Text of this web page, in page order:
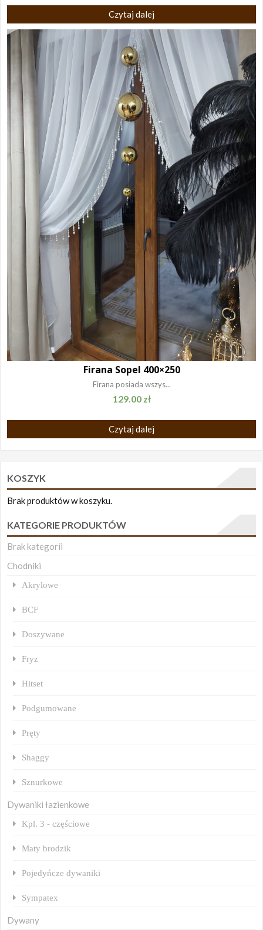
Czytaj dalej
Firana Sopel 400×250
Firana posiada wszys...
129.00 zł
Czytaj dalej
KOSZYK
Brak produktów w koszyku.
KATEGORIE PRODUKTÓW
Brak kategorii
Chodniki
Akrylowe
BCF
Doszywane
Fryz
Hitset
Podgumowane
Pręty
Shaggy
Sznurkowe
Dywaniki łazienkowe
Kpl. 3 - częściowe
Maty brodzik
Pojedyńcze dywaniki
Sympatex
Dywany